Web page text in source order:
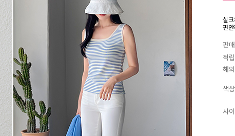
실
편
판
적
해
색상
사